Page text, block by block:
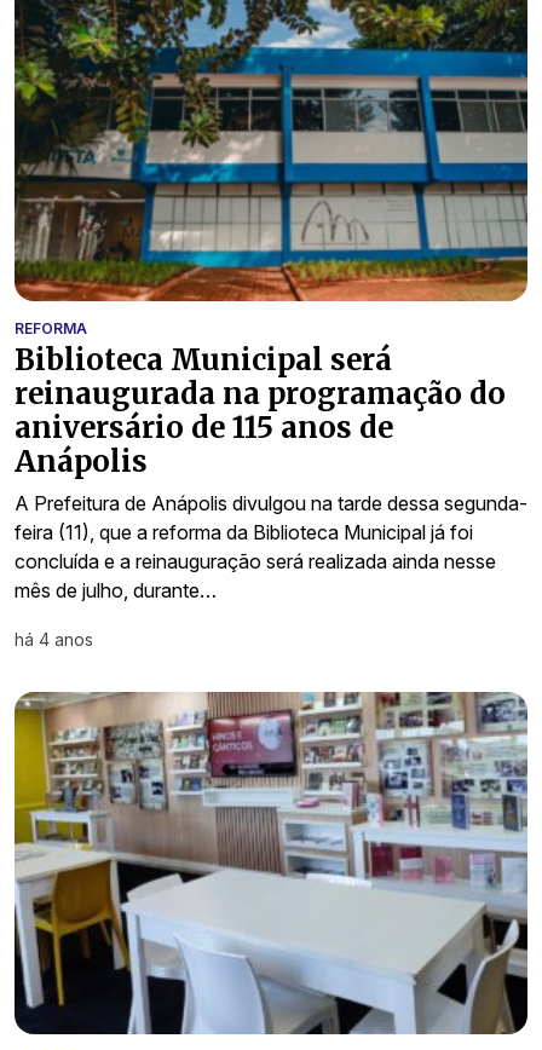
REFORMA
Biblioteca Municipal será
reinaugurada na programação do
aniversário de 115 anos de
Anápolis
A Prefeitura de Anápolis divulgou na tarde dessa segunda-
feira (11), que a reforma da Biblioteca Municipal já foi
concluída e a reinauguração será realizada ainda nesse
mês de julho, durante…
há 4 anos